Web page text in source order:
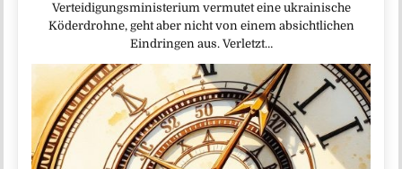
Verteidigungsministerium vermutet eine ukrainische
Köderdrohne, geht aber nicht von einem absichtlichen
Eindringen aus. Verletzt…